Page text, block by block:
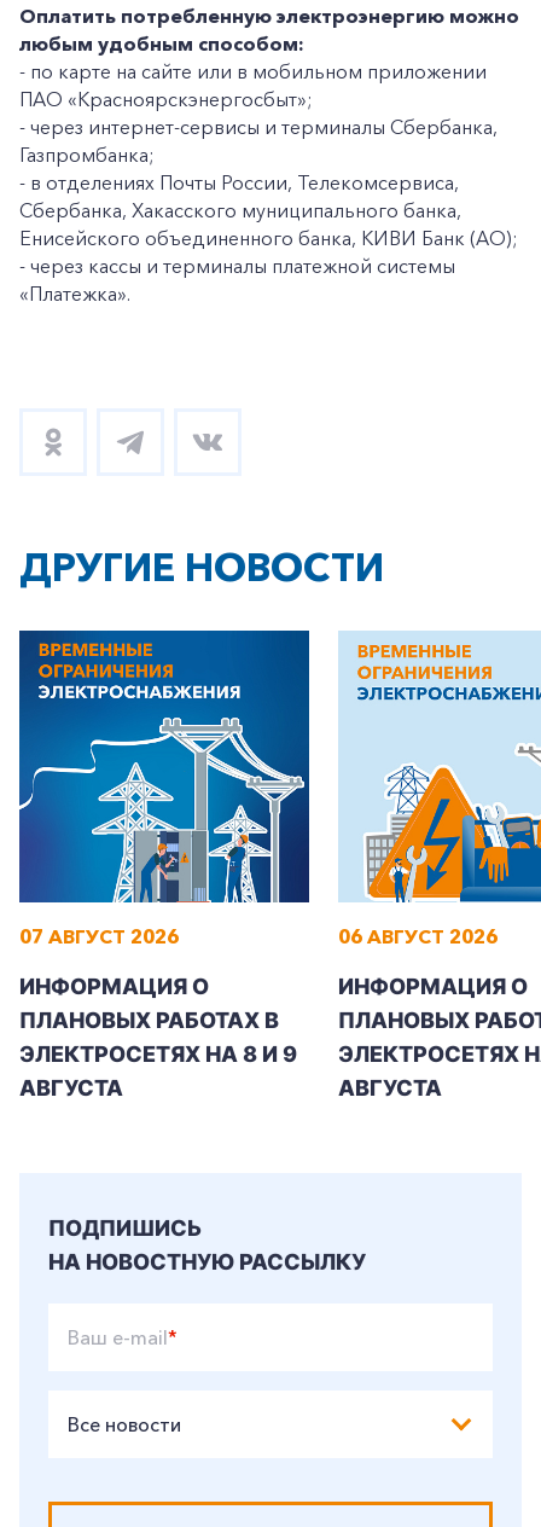
+7-800-700-24-57
Заказать обратный звонок
Частным клиентам
Оплатить потребленную электроэнергию можно
любым удобным способом:
- по карте на сайте или в мобильном приложении
ПАО «Красноярскэнергосбыт»;
- через интернет-сервисы и терминалы Сбербанка,
Газпромбанка;
- в отделениях Почты России, Телекомсервиса,
Сбербанка, Хакасского муниципального банка,
Енисейского объединенного банка, КИВИ Банк (АО);
- через кассы и терминалы платежной системы
«Платежка».
ДРУГИЕ НОВОСТИ
07 АВГУСТ 2026
ИНФОРМАЦИЯ О
ПЛАНОВЫХ РАБОТАХ В
ЭЛЕКТРОСЕТЯХ НА 8 И 9
АВГУСТА
06 АВГУСТ 2026
ИНФОРМАЦИЯ О
ПЛАНОВЫХ
ЭЛЕКТРОСЕТЯХ
АВГУСТА
ПОДПИШИСЬ
НА НОВОСТНУЮ РАССЫЛКУ
Ваш e-mail*
Все новости